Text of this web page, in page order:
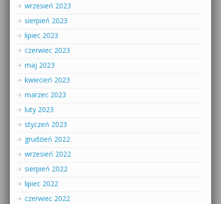
wrzesień 2023
sierpień 2023
lipiec 2023
czerwiec 2023
maj 2023
kwiecień 2023
marzec 2023
luty 2023
styczeń 2023
grudzień 2022
wrzesień 2022
sierpień 2022
lipiec 2022
czerwiec 2022